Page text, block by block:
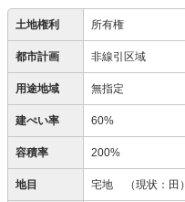
土地権利 所有権
都市計画 非線引区域
用途地域 無指定
建ぺい率 60%
容積率 200%
地目 宅地 （現状：田）